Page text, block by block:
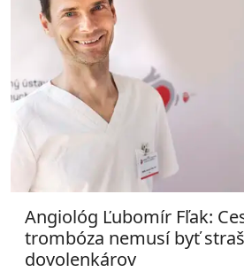
Angiológ Ľubomír Fľak:
trombóza nemusí byť
dovolenkárov